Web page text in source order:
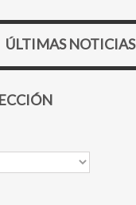
ÚLTIMAS NOTICIAS